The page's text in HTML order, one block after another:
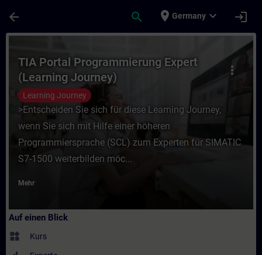
arrow_back search place Germany expand_more login
Kurs - TIA Portal Programmierung
more_vert
TIA Portal Programmierung Expert
(Learning Journey)
Learning Journey
>Entscheiden Sie sich für diese Learning Journey,
wenn Sie sich mit Hilfe einer höheren
Programmiersprache (SCL) zum Experten für SIMATIC
S7-1500 weiterbilden möc...
Mehr
Auf einen Blick
widgets Kurs